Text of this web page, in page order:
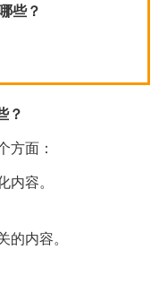
些？
？
方面：
容。
内容。